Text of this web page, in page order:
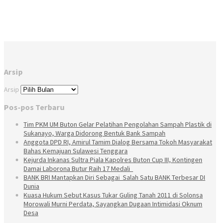
Arsip
Arsip
Pos-pos Terbaru
Tim PKM UM Buton Gelar Pelatihan Pengolahan Sampah Plastik di
Sukanayo, Warga Didorong Bentuk Bank Sampah
Anggota DPD RI, Amirul Tamim Dialog Bersama Tokoh Masyarakat
Bahas Kemajuan Sulawesi Tenggara
Kejurda Inkanas Sultra Piala Kapolres Buton Cup III, Kontingen
Damai Laborona Butur Raih 17 Medali
BANK BRI Mantapkan Diri Sebagai Salah Satu BANK Terbesar DI
Dunia
Kuasa Hukum Sebut Kasus Tukar Guling Tanah 2011 di Solonsa
Morowali Murni Perdata, Sayangkan Dugaan Intimidasi Oknum
Desa